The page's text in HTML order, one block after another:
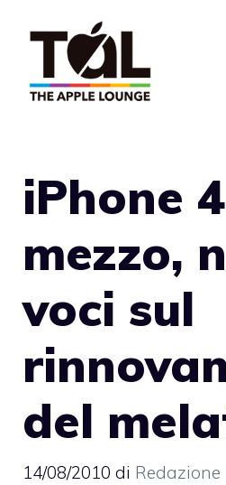
contenuto
iPhone
mezzo,
voci sul
del
14/08/2010 di Redazione